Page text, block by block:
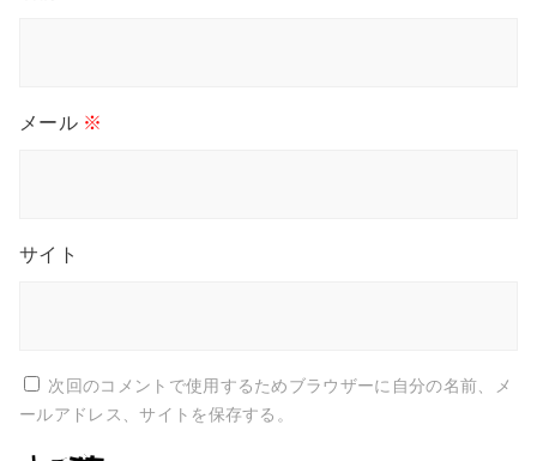
メール ※
サイト
次回のコメントで使用するためブラウザーに自分の名前、メ
ールアドレス、サイトを保存する。